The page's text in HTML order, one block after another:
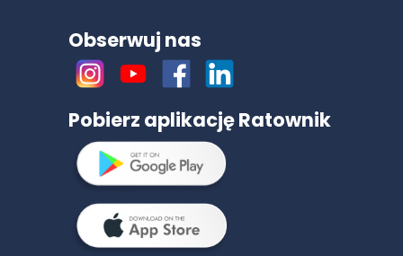
Obserwuj nas
Pobierz aplikację Ratownik